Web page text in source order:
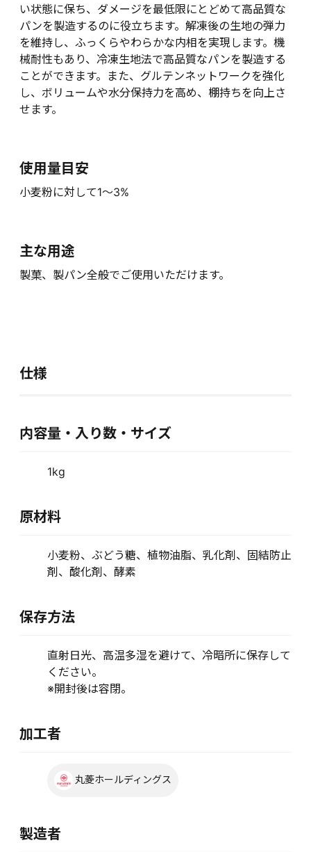
い状態に保ち、ダメージを最低限にとどめて高品質な
パンを製造するのに役立ちます。解凍後の生地の弾力
を維持し、ふっくらやわらかな内相を実現します。機
械耐性もあり、冷凍生地法で高品質なパンを製造する
ことができます。また、グルテンネットワークを強化
し、ボリュームや水分保持力を高め、棚持ちを向上さ
せます。
使用量目安
小麦粉に対して1～3%
主な用途
製菓、製パン全般でご使用いただけます。
仕様
内容量・入り数・サイズ
1kg
原材料
小麦粉、ぶどう糖、植物油脂、乳化剤、固結防止
剤、酸化剤、酵素
保存方法
直射日光、高温多湿を避けて、冷暗所に保存して
ください。
※開封後は容閉。
加工者
丸菱ホールディングス
製造者